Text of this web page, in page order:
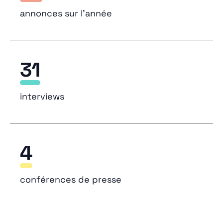
annonces sur l’année
31
interviews
4
conférences de presse